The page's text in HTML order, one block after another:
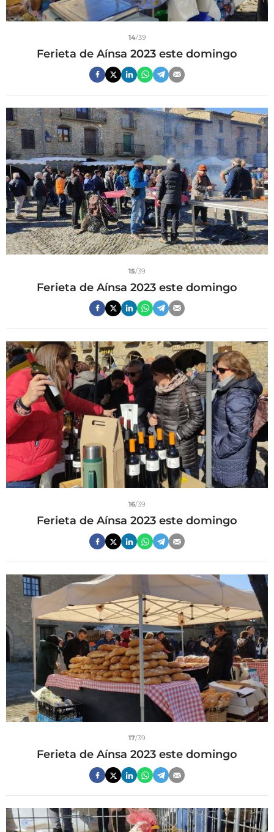
14/39
Ferieta de Aínsa 2023 este domingo
15/39
Ferieta de Aínsa 2023 este domingo
16/39
Ferieta de Aínsa 2023 este domingo
17/39
Ferieta de Aínsa 2023 este domingo